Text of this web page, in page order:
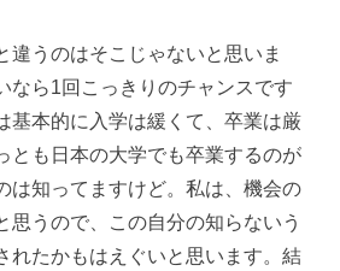
違うのはそこじゃないと思いま
なら1回こっきりのチャンスです
基本的に入学は緩くて、卒業は厳
とも日本の大学でも卒業するのが
は知ってますけど。私は、機会の
思うので、この自分の知らないう
れたかもはえぐいと思います。結